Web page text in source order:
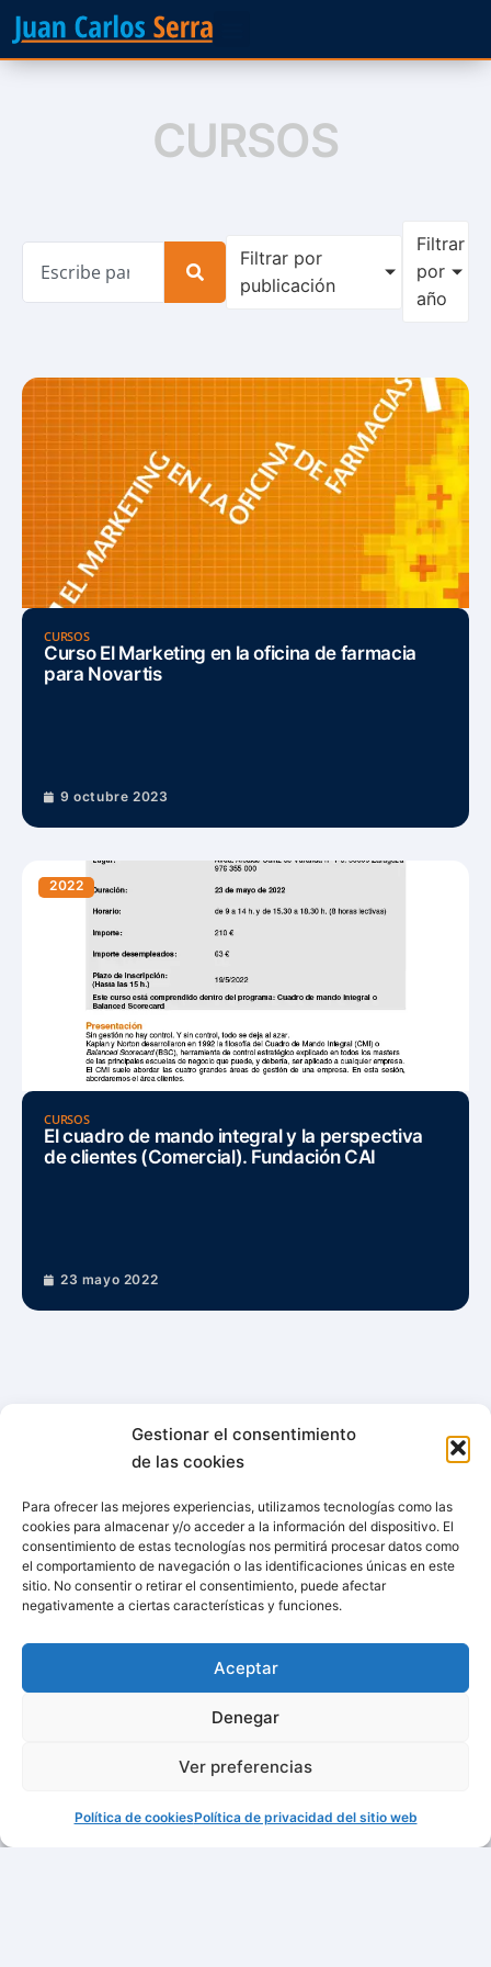
Gestionar el consentimiento
de las cookies
Para ofrecer las mejores experiencias, utilizamos tecnologías como las
cookies para almacenar y/o acceder a la información del dispositivo. El
consentimiento de estas tecnologías nos permitirá procesar datos como
el comportamiento de navegación o las identificaciones únicas en este
sitio. No consentir o retirar el consentimiento, puede afectar
negativamente a ciertas características y funciones.
Aceptar
Denegar
Ver preferencias
Política de cookiesPolítica de privacidad del sitio web
CURSOS
Filtrar por
publicación
Filtrar
por
año
CURSOS
Curso El Marketing en la oficina de farmacia
para Novartis
9 octubre 2023
2022
CURSOS
El cuadro de mando integral y la perspectiva
de clientes (Comercial). Fundación CAI
23 mayo 2022